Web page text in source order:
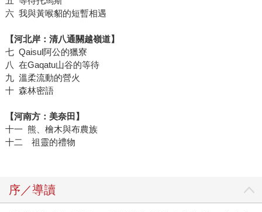
六 我與黃喉貂的短暫相遇
【河北岸：清八通關越嶺道】
七 Qaisul阿公的獵寮
八 在Gaqatu山谷的等待
九 溫柔流動的營火
十 森林密語
【河南方：美奈田】
十一 熊、檜木與布農族
十二 祖靈的禮物
序／導讀